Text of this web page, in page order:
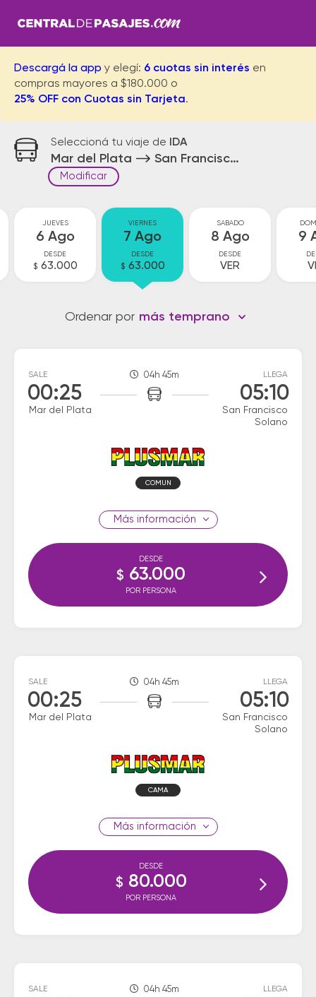
Descargá la app y elegí: 6 cuotas sin interés en
compras mayores a $180.000 o
25% OFF con Cuotas sin Tarjeta.
Seleccioná tu viaje de IDA
Mar del Plata San Francisco Solano
Modificar
JUEVES
6 Ago
DESDE
$ 63.000
VIERNES
7 Ago
DESDE
$ 63.000
SABADO
8 Ago
DESDE
VER
9
Ordenar por más temprano
SALE
00:25
Mar del Plata
04h 45m LLEGA
05:10
San Francisco
Solano
COMUN
información
DESDE
$ 63.000
POR PERSONA
SALE
00:25
Mar del Plata
04h 45m LLEGA
05:10
San Francisco
Solano
CAMA
información
DESDE
$ 80.000
POR PERSONA
SALE 04h 45m LLEGA